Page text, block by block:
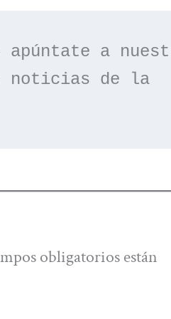
noticias de la
obligatorios están